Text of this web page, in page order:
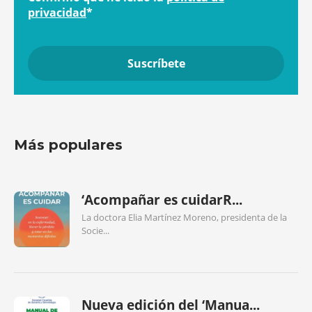
privacidad*
Más populares
‘Acompañar es cuidarR...
La doctora Elia Martínez Moreno, presidenta de la
Socie...
Nueva edición del ‘Manua...